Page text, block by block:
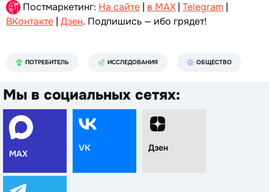
Постмаркетинг: На сайте | в MAX | Telegram |
ВКонтакте | Дзен. Подпишись — ибо грядет!
ПОТРЕБИТЕЛЬ ИССЛЕДОВАНИЯ ОБЩЕСТВО
Мы в социальных сетях:
MAX
VK Дзен